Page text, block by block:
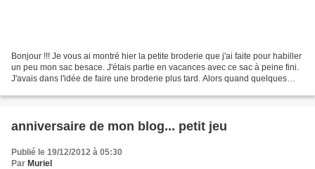
Bonjour !!! Je vous ai montré hier la petite broderie que j'ai faite pour habiller
un peu mon sac besace. J'étais partie en vacances avec ce sac à peine fini.
J'avais dans l'idée de faire une broderie plus tard. Alors quand quelques
anniversaire de mon blog... petit jeu
Publié le 19/12/2012 à 05:30
Par Muriel